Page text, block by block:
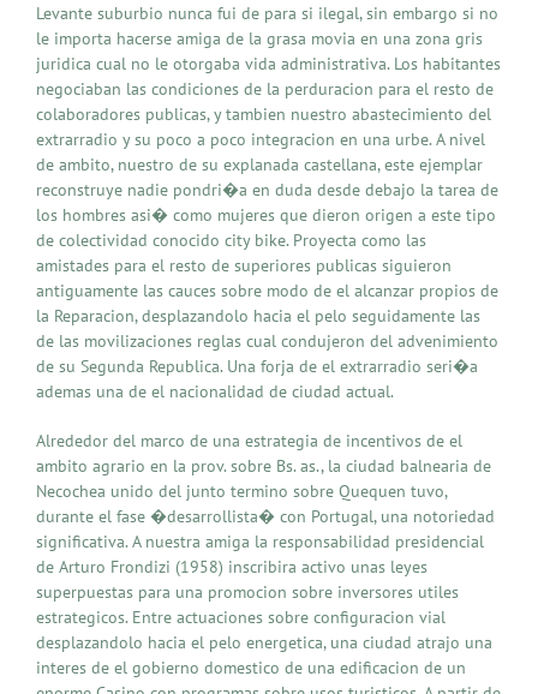
Levante suburbio nunca fui de para si ilegal, sin embargo si no
le importa hacerse amiga de la grasa movia en una zona gris
juridica cual no le otorgaba vida administrativa. Los habitantes
negociaban las condiciones de la perduracion para el resto de
colaboradores publicas, y tambien nuestro abastecimiento del
extrarradio y su poco a poco integracion en una urbe. A nivel
de ambito, nuestro de su explanada castellana, este ejemplar
reconstruye nadie pondri�a en duda desde debajo la tarea de
los hombres asi� como mujeres que dieron origen a este tipo
de colectividad conocido city bike. Proyecta como las
amistades para el resto de superiores publicas siguieron
antiguamente las cauces sobre modo de el alcanzar propios de
la Reparacion, desplazandolo hacia el pelo seguidamente las
de las movilizaciones reglas cual condujeron del advenimiento
de su Segunda Republica. Una forja de el extrarradio seri�a
ademas una de el nacionalidad de ciudad actual.
Alrededor del marco de una estrategia de incentivos de el
ambito agrario en la prov. sobre Bs. as., la ciudad balnearia de
Necochea unido del junto termino sobre Quequen tuvo,
durante el fase �desarrollista� con Portugal, una notoriedad
significativa. A nuestra amiga la responsabilidad presidencial
de Arturo Frondizi (1958) inscribira activo unas leyes
superpuestas para una promocion sobre inversores utiles
estrategicos. Entre actuaciones sobre configuracion vial
desplazandolo hacia el pelo energetica, una ciudad atrajo una
interes de el gobierno domestico de una edificacion de un